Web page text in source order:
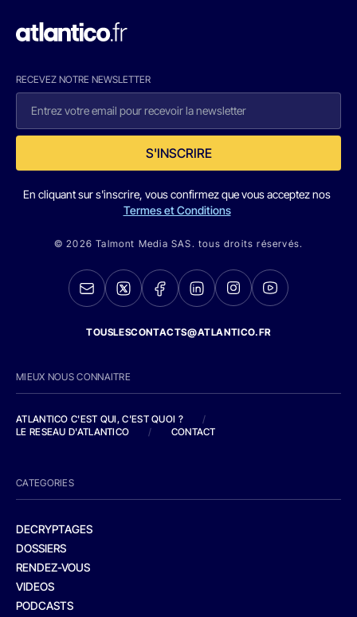
RECEVEZ NOTRE NEWSLETTER
S'INSCRIRE
En cliquant sur s'inscrire, vous confirmez que vous acceptez nos
Termes et Conditions
© 2026 Talmont Media SAS. tous droits réservés.
TOUSLESCONTACTS@ATLANTICO.FR
MIEUX NOUS CONNAITRE
ATLANTICO C'EST QUI, C'EST QUOI ?
/
LE RESEAU D'ATLANTICO
/ CONTACT
CATEGORIES
DECRYPTAGES
DOSSIERS
RENDEZ-VOUS
VIDEOS
PODCASTS